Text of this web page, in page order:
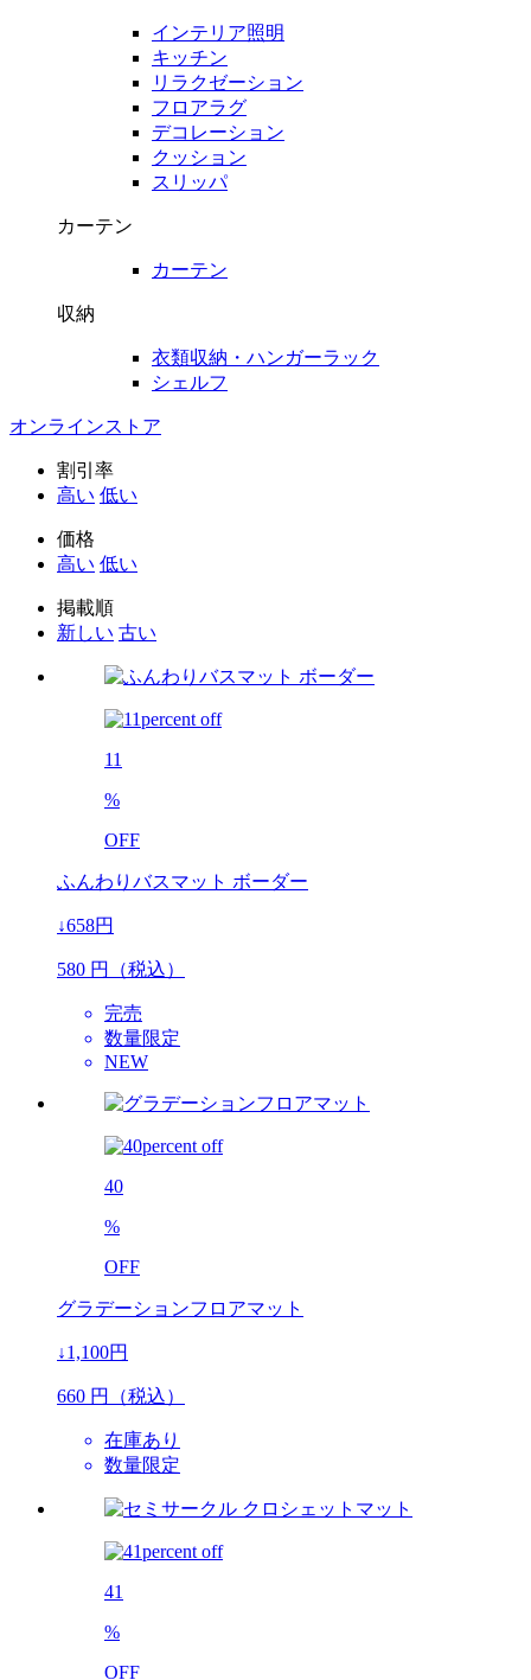
インテリア照明
キッチン
リラクゼーション
フロアラグ
デコレーション
クッション
スリッパ
カーテン
カーテン
収納
衣類収納・ハンガーラック
シェルフ
オンラインストア
割引率
高い 低い
価格
高い 低い
掲載順
新しい 古い
11
%
OFF
ふんわりバスマット ボーダー
↓658円
580 円（税込）
完売
数量限定
NEW
40
%
OFF
グラデーションフロアマット
↓1,100円
660 円（税込）
在庫あり
数量限定
41
%
OFF